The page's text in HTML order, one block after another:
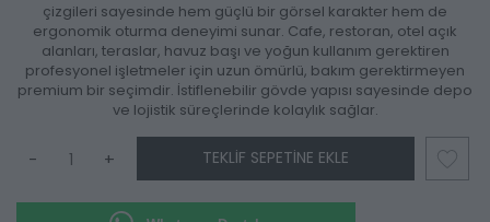
çizgileri sayesinde hem güçlü bir görsel karakter hem de
ergonomik oturma deneyimi sunar. Cafe, restoran, otel açık
alanları, teraslar, havuz başı ve yoğun kullanım gerektiren
profesyonel işletmeler için uzun ömürlü, bakım gerektirmeyen
premium bir seçimdir. İstiflenebilir gövde yapısı sayesinde depo
ve lojistik süreçlerinde kolaylık sağlar.
- + TEKLIF SEPETINE EKLE